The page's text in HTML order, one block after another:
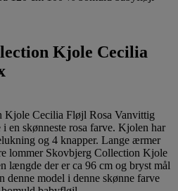
Kjole Cecilia